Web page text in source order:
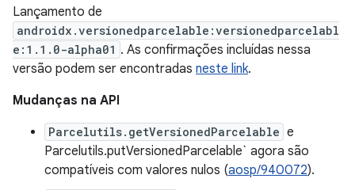
Lançamento de
androidx.versionedparcelable:versionedparcelabl
e:1.1.0-alpha01 . As confirmações incluídas nessa
versão podem ser encontradas neste link.
Mudanças na API
Parcelutils.getVersionedParcelable e
Parcelutils.putVersionedParcelable` agora são
compatíveis com valores nulos (aosp/940072).